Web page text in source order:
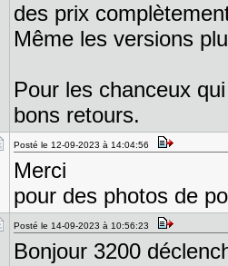
des prix
Même les versions
Pour les chanceux
bons retours.
Posté le 12-09-2023 à 14:04:56
Merci
pour des photos de
Posté le 14-09-2023 à 10:56:23
Bonjour 3200